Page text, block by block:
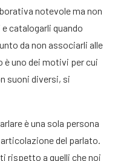
notevole ma non
catalogarli quando
da non associarli alle
è uno dei motivi per cui
suoni diversi, si
è una sola persona
del parlato.
rispetto a quelli che noi